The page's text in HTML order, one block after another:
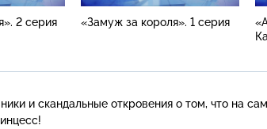
2 серия «Замуж за короля». 1 серия
и скандальные откровения о том, что на